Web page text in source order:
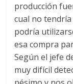
producción
cual no
podría
esa compra
Según el jefe
muy difícil